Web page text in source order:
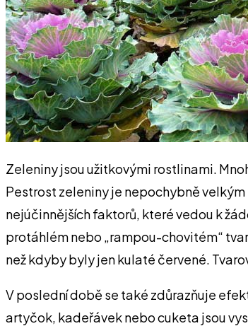
Zeleniny jsou užitkovými rostlinami.
Pestrost zeleniny je nepochybně
nejúčinnějších faktorů, které vedou k
protáhlém nebo „rampou-chovitém“
než kdyby byly jen kulaté červené.
V poslední době se také zdůrazňuje
artyčok, kadeřávek nebo cuketa jsou